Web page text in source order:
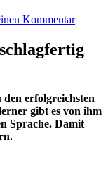
Kommentar
erfolgreichsten
gibt es von ihm
Sprache. Damit